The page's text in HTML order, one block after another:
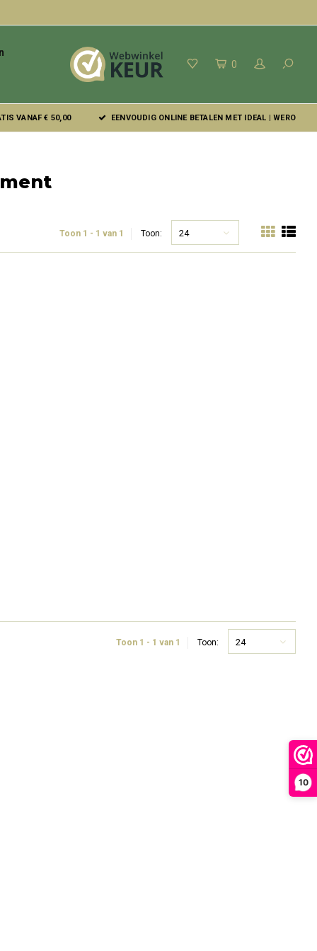
10
0
VANAF € 50,00 EENVOUDIG ONLINE BETALEN MET IDEAL | WERO
Toon 1 - 1 van 1 Toon: 24
Toon 1 - 1 van 1 Toon: 24